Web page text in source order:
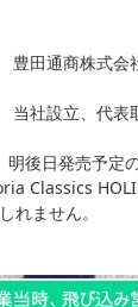
田通商株式会
社設立、代表
後日発売予定
Classics
れません。